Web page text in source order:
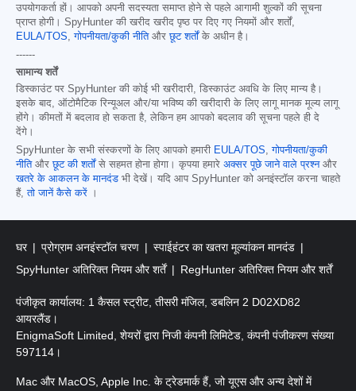
उपयोगकर्ता हों। आपको अपनी सदस्यता समाप्त होने से पहले आगामी शुल्कों की सूचना
प्राप्त होगी। SpyHunter की खरीद खरीद पृष्ठ पर दिए गए नियमों और शर्तों,
EULA/TOS,गोपनीयता/कुकी नीतिऔरछूट शर्तोंके अधीन है।
------
सामान्य शर्तें
डिस्काउंट पर SpyHunter की कोई भी खरीदारी, डिस्काउंट अवधि के लिए मान्य है।
इसके बाद, ऑटोमैटिक रिन्यूअल और/या भविष्य की खरीदारी के लिए लागू मानक मूल्य लागू
होंगे। कीमतों में बदलाव हो सकता है, लेकिन हम आपको बदलाव की सूचना पहले ही दे
देंगे।
SpyHunter के सभी संस्करणों के लिए आपको हमारी EULA/TOS,गोपनीयता/कुकी
नीतिऔरछूट की शर्तोंसे सहमत होना होगा। कृपया हमारे अक्सर पूछे जाने वाले प्रश्नऔर
खतरे के आकलन के मानदंड भी देखें। यदि आप SpyHunter को अनइंस्टॉल करना चाहते
हैं,तो जानें कैसे करें ।
घर प्रोग्राम अनइंस्टॉल चरण
स्पाईहंटर का खतरा मूल्यांकन मानदंड
SpyHunter अतिरिक्त नियम और शर्तें
RegHunter अतिरिक्त नियम और शर्तें
पंजीकृत कार्यालय: 1 कैसल स्ट्रीट, तीसरी मंजिल, डबलिन 2 D02XD82
आयरलैंड।
EnigmaSoft Limited, शेयरों द्वारा निजी कंपनी लिमिटेड, कंपनी पंजीकरण संख्या
597114।
Mac और MacOS, Apple Inc. के ट्रेडमार्क हैं, जो यूएस और अन्य देशों में